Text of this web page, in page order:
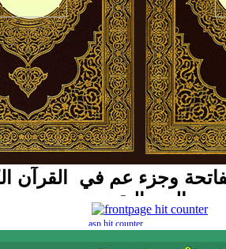
وجزء عم في القرآن
asp hit counter